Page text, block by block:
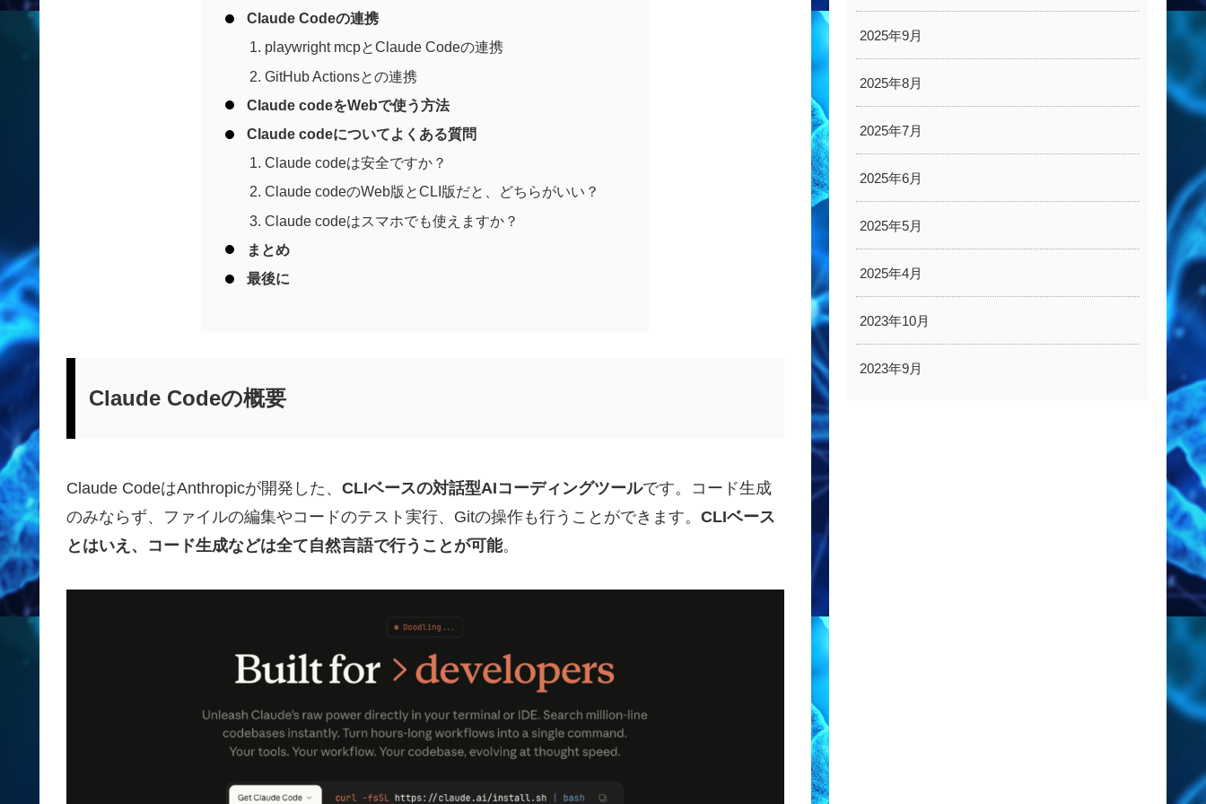
Claude Codeの連携
playwright mcpとClaude Codeの連携
GitHub Actionsとの連携
Claude codeをWebで使う方法
Claude codeについてよくある質問
Claude codeは安全ですか？
Claude codeのWeb版とCLI版だと、どちらがいい？
Claude codeはスマホでも使えますか？
まとめ
最後に
Claude Codeの概要
Claude CodeはAnthropicが開発した、 CLIベースの対話型AIコーディングツールです。コード生成
のみならず、ファイルの編集やコードのテスト実行、Gitの操作も行うことができます。 CLIベース
とはいえ、コード生成などは全て自然言語で行うことが可能。
2025年9月
2025年8月
2025年7月
2025年6月
2025年5月
2025年4月
2023年10月
2023年9月